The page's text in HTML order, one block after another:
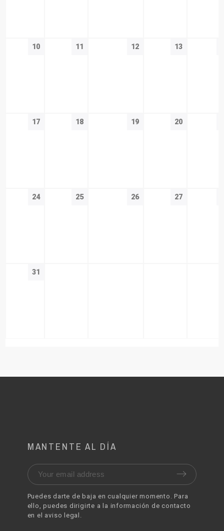
10 11 12 13
17 18 19 20
24 25 26 27
31
MANTENTE AL DÍA
Puedes darte de baja en cualquier momento. Para
ello, puedes dirigirte a la información de contacto
en el aviso legal.